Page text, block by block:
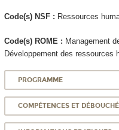
Code(s) NSF : Ressources
Code(s) ROME : Management
Développement des ressources
PROGRAMME
COMPÉTENCES ET